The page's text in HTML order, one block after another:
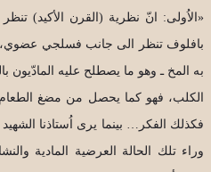
«الاُولى: انّ نظرية (القرن الأكيد)
بافلوف تنظر الى جانب فسلجي عضوي،
به المخ ـ وهو ما يصطلح عليه المادّيون
الكلب، فهو كما يحصل من مضغ
فكذلك الفكر… بينما يرى اُستاذنا
وراء تلك الحالة العرضية المادية